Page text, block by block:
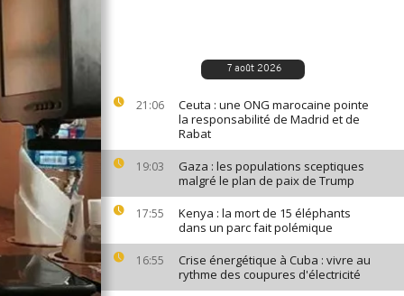
7 août 2026
21:06
Ceuta : une ONG marocaine pointe
la responsabilité de Madrid et de
Rabat
19:03
Gaza : les populations sceptiques
malgré le plan de paix de Trump
17:55
Kenya : la mort de 15 éléphants
dans un parc fait polémique
16:55
Crise énergétique à Cuba : vivre au
rythme des coupures d'électricité